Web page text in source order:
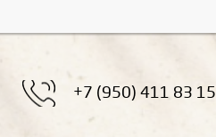
+7 (950) 411 83 15